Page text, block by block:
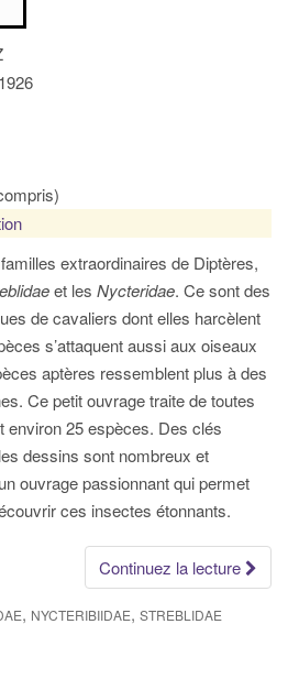
1926
extraordinaires de Diptères,
et les Nycteridae. Ce sont des
de cavaliers dont elles harcèlent
s’attaquent aussi aux oiseaux
aptères ressemblent plus à des
Ce petit ouvrage traite de toutes
environ 25 espèces. Des clés
dessins sont nombreux et
ouvrage passionnant qui permet
ces insectes étonnants.
Continuez la lecture
, NYCTERIBIIDAE, STREBLIDAE